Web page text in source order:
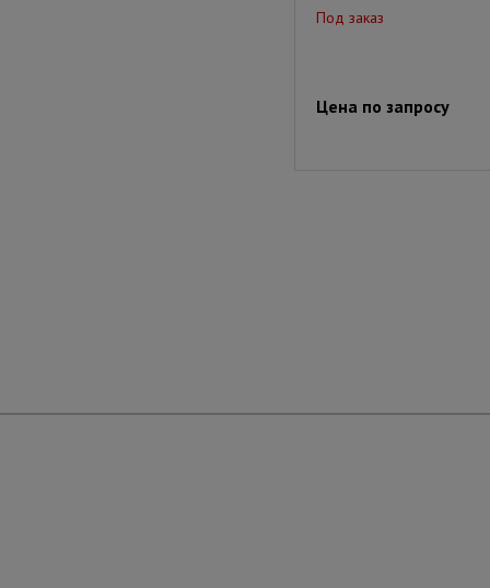
Под заказ
Цена по запросу